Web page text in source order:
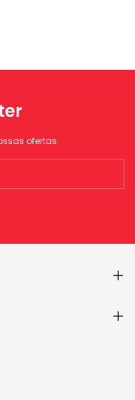
ofertas.